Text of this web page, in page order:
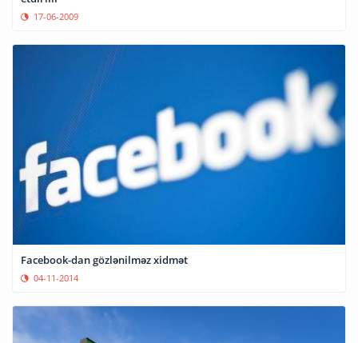
17-06-2009
Facebook-dan gözlənilməz xidmət
04-11-2014